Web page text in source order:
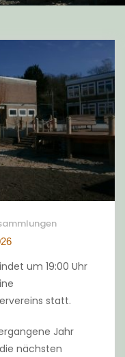
um 19:00 Uhr
statt.
Jahr
nächsten